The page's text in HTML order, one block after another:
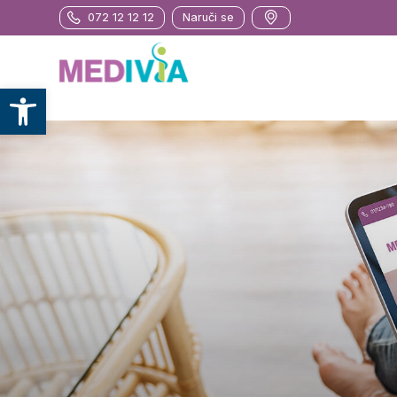
Otvori alatnu traku
072 12 12 12 Naruči se
Zerona laser
SPM Vacupress
Limfna drenaža
Termo deka – body wrapping
Vacusport
Depilacije